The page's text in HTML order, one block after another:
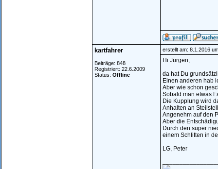
kartfahrer
Beiträge: 848
Registriert: 22.6.2009
Status: Offline
erstellt am: 8.1.2016
Hi Jürgen,
da hat Du
Einen anderen hab
Aber wie schon
Sobald man etwas
Die Kupplung wird
Anhalten an
Angenehm auf den
Aber die
Durch den super
einem Schlitten in
LG, Peter